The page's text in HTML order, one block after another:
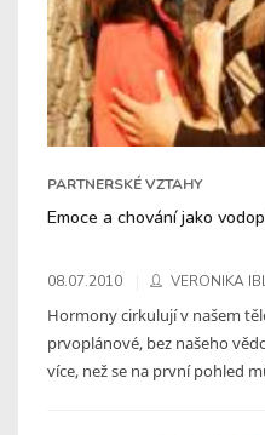
PARTNERSKÉ VZTAHY
Emoce a chování jako
08.07.2010 VERONIKA
Hormony cirkulují v našem
prvoplánové, bez našeho
více, než se na první pohled